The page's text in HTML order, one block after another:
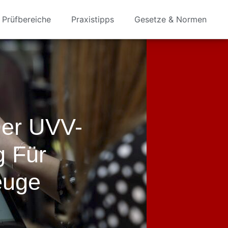
Prüfbereiche Praxistipps Gesetze & Normen
UVV-
Für